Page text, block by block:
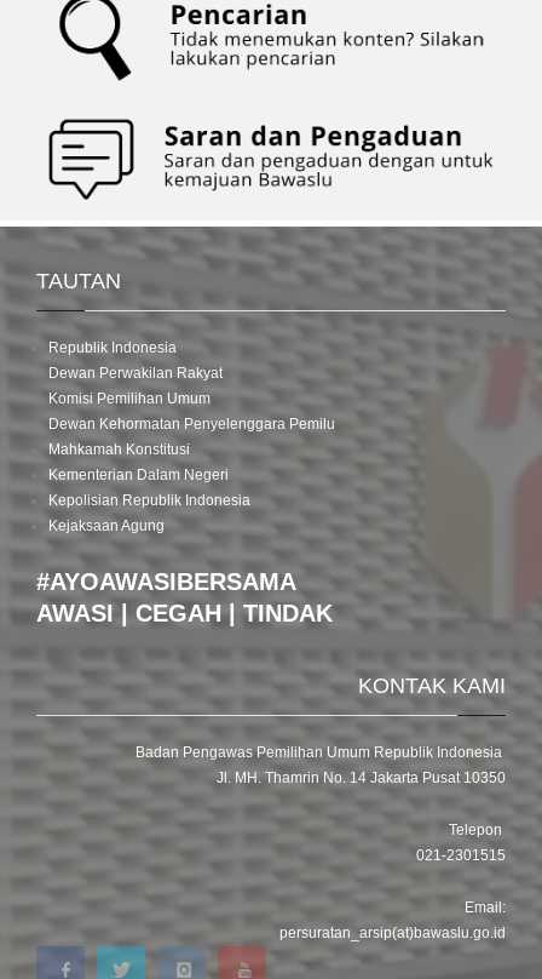
TAUTAN
Republik Indonesia
Dewan Perwakilan Rakyat
Komisi Pemilihan Umum
Dewan Kehormatan Penyelenggara Pemilu
Mahkamah Konstitusi
Kementerian Dalam Negeri
Kepolisian Republik Indonesia
Kejaksaan Agung
#AYOAWASIBERSAMA
AWASI | CEGAH | TINDAK
KONTAK KAMI
Badan Pengawas Pemilihan Umum Republik Indonesia
Jl. MH. Thamrin No. 14 Jakarta Pusat 10350
Telepon
021-2301515
Email:
persuratan_arsip(at)bawaslu.go.id